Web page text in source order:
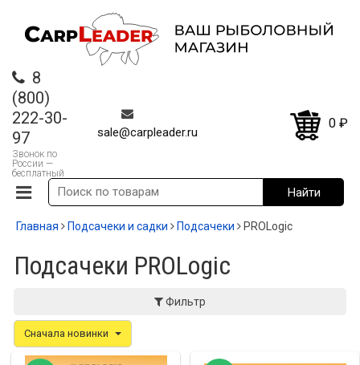
8
(800)
222-30-
97
Звонок по
России —
бесплатный
sale@carpleader.ru
0 ₽
Главная Подсачеки и садки Подсачеки PROLogic
Подсачеки PROLogic
Фильтр
Сначала новинки